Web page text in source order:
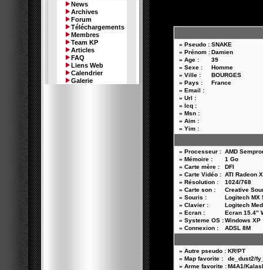
News
Archives
Forum
Téléchargements
Membres
Team KP
Articles
FAQ
Liens Web
Calendrier
Galerie
» Pseudo : SNAKE
» Prénom : Damien
» Age :
39
» Sexe :
Homme
» Ville :
BOURGES
» Pays :
France
» Email :
» Url :
» Icq :
» Msn :
» Aim :
» Yim :
» Processeur : AMD
» Mémoire :
1 Go
» Carte mère :
DFI
» Carte Vidéo : ATI Radeon
» Résolution :
1024/768
» Carte son :
Creative
» Souris :
Logitech MX
» Clavier :
Logitech
» Ecran :
Ecran 15.4”
» Systeme OS : Windows XP
» Connexion :
ADSL 8M
» Autre pseudo : KR!PT
» Map favorite :
de_dust2/
» Arme favorite : M4A1/